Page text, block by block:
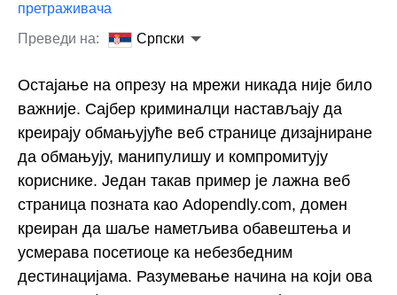
претраживача
Преведи на:
Српски
Остајање на опрезу на мрежи никада није било
важније. Сајбер криминалци настављају да
креирају обмањујуће веб странице дизајниране
да обмањују, манипулишу и компромитују
кориснике. Један такав пример је лажна веб
страница позната као Adopendly.com, домен
креиран да шаље наметљива обавештења и
усмерава посетиоце ка небезбедним
дестинацијама. Разумевање начина на који ова